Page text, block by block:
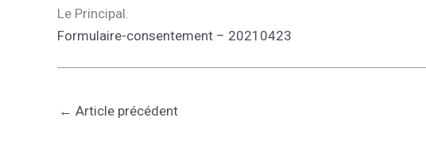
Le Principal.
Formulaire-consentement – 20210423
← Article précédent